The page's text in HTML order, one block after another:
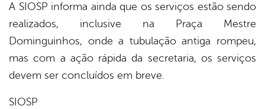
A SIOSP informa ainda que os serviços estão sendo
realizados, inclusive na Praça Mestre
Dominguinhos, onde a tubulação antiga rompeu,
mas com a ação rápida da secretaria, os serviços
devem ser concluídos em breve.
SIOSP